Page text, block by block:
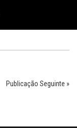
Publicação Seguinte »